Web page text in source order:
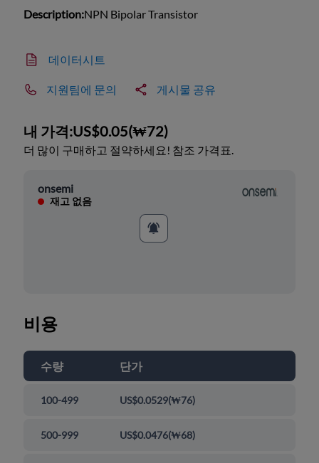
Description:NPN Bipolar Transistor
데이터시트
지원팀에 문의 게시물 공유
내 가격:US$0.05(₩72)
더 많이 구매하고 절약하세요! 참조 가격표.
onsemi
재고 없음
비용
수량 단가
100-499 US$0.0529(₩76)
500-999 US$0.0476(₩68)